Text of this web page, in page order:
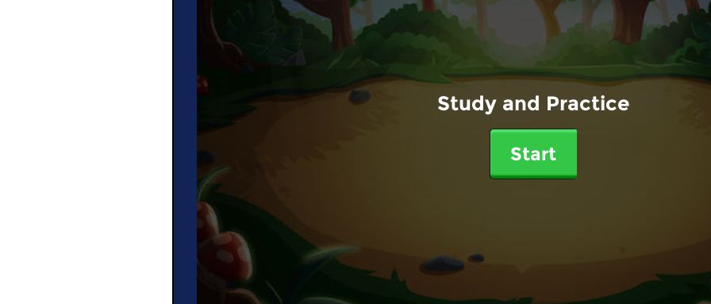
Study and Practice
Start